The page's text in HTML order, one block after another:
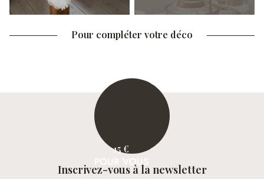
Pour compléter votre déco
15 €
POUR VOUS
Inscrivez-vous à la newsletter